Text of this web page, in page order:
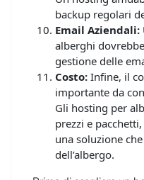
backup regolari
Email Aziendali:
alberghi
gestione delle
Costo: Infine, il
importante da
Gli hosting per
prezzi e
una soluzione
dell’albergo.